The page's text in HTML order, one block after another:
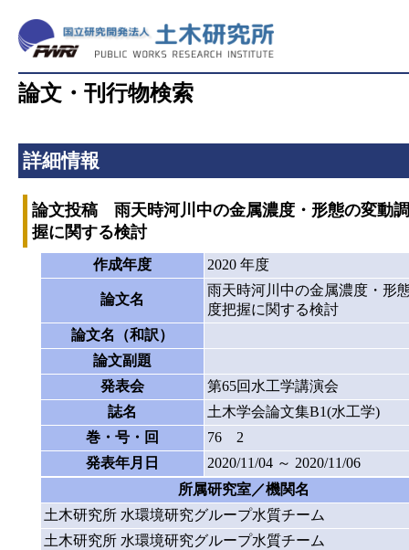
論文・刊行物検索
詳細情報
論文投稿 雨天時河川中の金属濃度・形態の変動
握に関する検討
作成年度 2020 年度
論文名
雨天時河川中の金属濃度・形
度把握に関する検討
論文名（和訳）
論文副題
発表会
第65回水工学講演会
誌名
土木学会論文集B1(水工学)
巻・号・回
76 2
発表年月日
2020/11/04 ～ 2020/11/06
所属研究室／機関名
土木研究所 水環境研究グループ水質チーム
土木研究所 水環境研究グループ水質チーム